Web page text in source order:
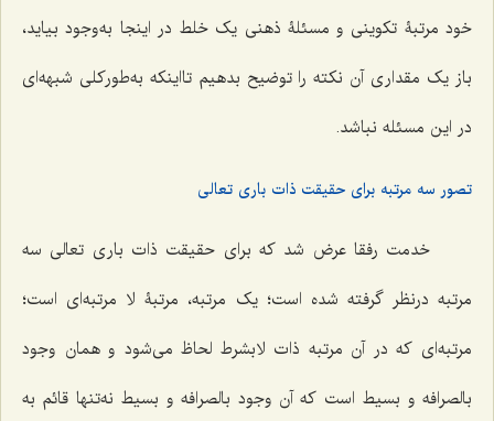
خود مرتبۀ تکوینی و مسئلۀ ذهنی یک خلط در اینجا به‌وجود بیاید،
باز یک مقداری آن نکته را توضیح بدهیم تااینکه به‌طورکلی شبهه‌ای
در این مسئله نباشد.
تصور سه مرتبه برای حقیقت ذات باری تعالی
خدمت رفقا عرض شد که برای حقیقت ذات باری تعالی سه
مرتبه درنظر گرفته شده است؛ یک مرتبه، مرتبۀ لا مرتبه‌ای است؛
مرتبه‌ای که در آن مرتبه ذات لابشرط لحاظ می‌شود و همان وجود
بالصرافه و بسیط است که آن وجود بالصرافه و بسیط نه‌تنها قائم به